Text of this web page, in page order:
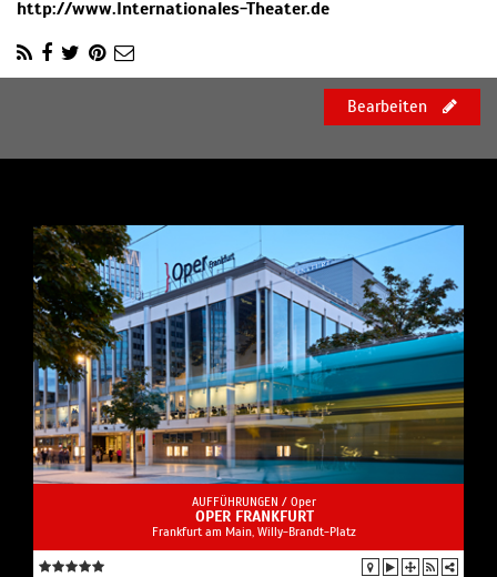
http://www.Internationales-Theater.de
Bearbeiten
AUFFÜHRUNGEN / Oper
OPER FRANKFURT
Frankfurt am Main, Willy-Brandt-Platz